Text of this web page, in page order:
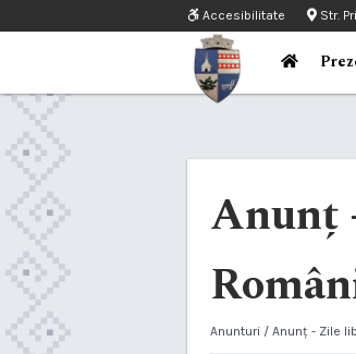
Accesibilitate Str.
Anunț
Anunturi / Anunț - Zile